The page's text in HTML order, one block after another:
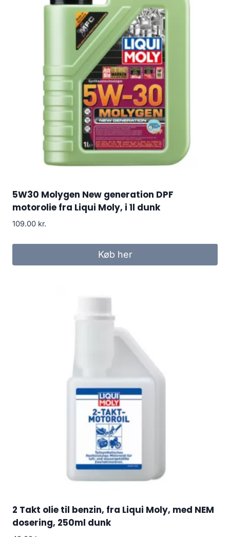
5W30 Molygen New generation DPF
motorolie fra Liqui Moly, i 1l dunk
109.00 kr.
Køb her
2 Takt olie til benzin, fra Liqui Moly, med NEM
dosering, 250ml dunk